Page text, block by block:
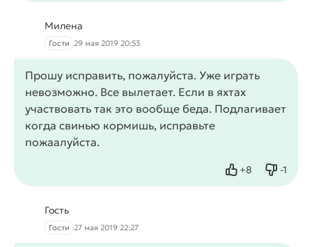
Милена
Гости 29 мая 2019 20:53
Прошу исправить, пожалуйста. Уже играть
невозможно. Все вылетает. Если в яхтах
участвовать так это вообще беда. Подлагивает
когда свинью кормишь, исправьте
пожаалуйста.
+8
Нравится -1
Не
Гость
Гости 27 мая 2019 22:27